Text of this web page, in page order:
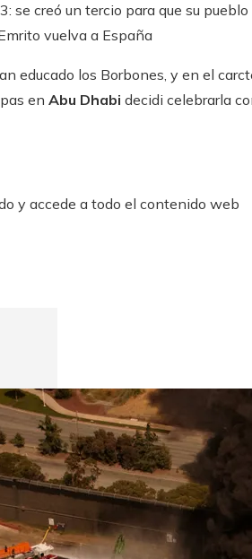
se creó un tercio para que su
vuelva a España
educado los Borbones, y en el
en Abu Dhabi decidi celebrarla
y accede a todo el contenido web